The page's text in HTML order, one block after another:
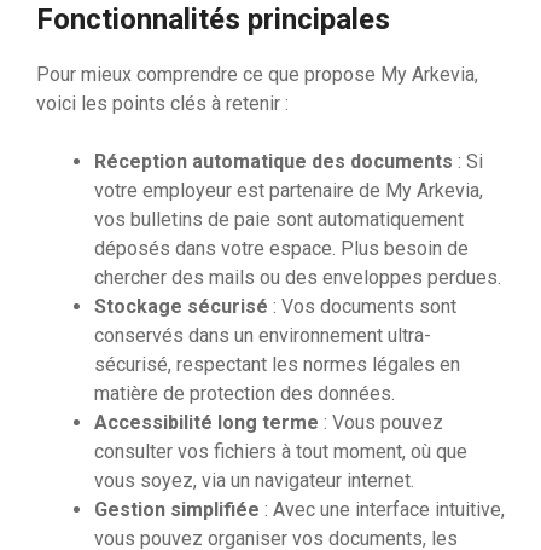
Fonctionnalités principales
Pour mieux comprendre ce que propose My Arkevia,
voici les points clés à retenir :
Réception automatique des documents : Si
votre employeur est partenaire de My Arkevia,
vos bulletins de paie sont automatiquement
déposés dans votre espace. Plus besoin de
chercher des mails ou des enveloppes perdues.
Stockage sécurisé : Vos documents sont
conservés dans un environnement ultra-
sécurisé, respectant les normes légales en
matière de protection des données.
Accessibilité long terme : Vous pouvez
consulter vos fichiers à tout moment, où que
vous soyez, via un navigateur internet.
Gestion simplifiée : Avec une interface intuitive,
vous pouvez organiser vos documents, les